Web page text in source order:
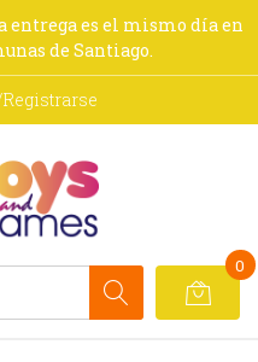
entrega es el mismo día en
de Santiago.
0